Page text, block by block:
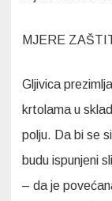
MJERE
Gljivica
krtolama u
polju. Da bi se
budu ispunjeni
– da je